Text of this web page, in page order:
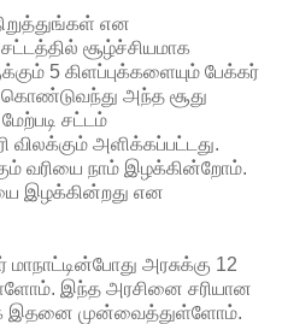
என
சூழ்ச்சியமாக
5 கிளப்புக்களையும் பேக்கர்
கொண்டுவந்து அந்த சூது
சட்டம்
விலக்கும் அளிக்கப்பட்டது.
வரியை நாம் இழக்கின்றோம்.
இழக்கின்றது என
அரசுக்கு 12
இந்த அரசினை சரியான
இதனை முன்வைத்துள்ளோம்.